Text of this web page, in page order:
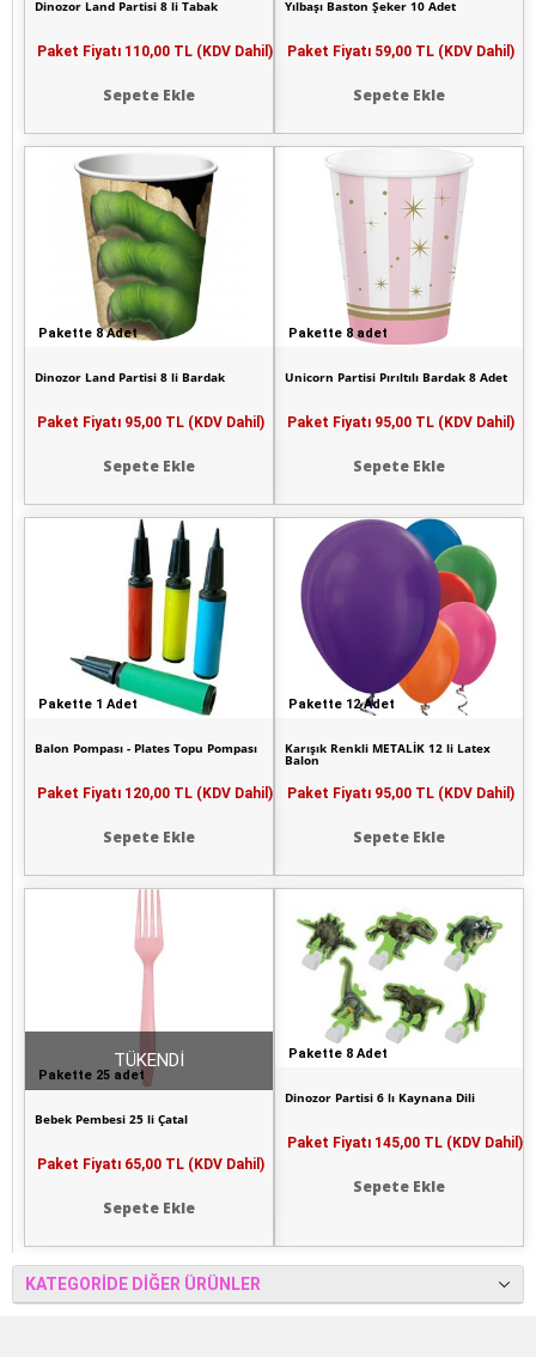
Yılbaşı Baston Şeker 10 Adet
Paket Fiyatı 59,00 TL (KDV Dahil)
Sepete Ekle
Dinozor Land Partisi 8 li Tabak
Paket Fiyatı 110,00 TL (KDV Dahil)
Sepete Ekle
Pakette 8 adet
Unicorn Partisi Pırıltılı Bardak 8 Adet
Paket Fiyatı 95,00 TL (KDV Dahil)
Sepete Ekle
Pakette 8 Adet
Dinozor Land Partisi 8 li Bardak
Paket Fiyatı 95,00 TL (KDV Dahil)
Sepete Ekle
Pakette 12 Adet
Karışık Renkli METALİK 12 li Latex
Balon
Paket Fiyatı 95,00 TL (KDV Dahil)
Sepete Ekle
Pakette 1 Adet
Balon Pompası - Plates Topu Pompası
Paket Fiyatı 120,00 TL (KDV Dahil)
Sepete Ekle
Pakette 8 Adet
Dinozor Partisi 6 lı Kaynana Dili
Paket Fiyatı 145,00 TL (KDV Dahil)
Sepete Ekle
Pakette 25 adet
Bebek Pembesi 25 li Çatal
Paket Fiyatı 65,00 TL (KDV Dahil)
Sepete Ekle
TÜKENDİ
KATEGORIDE DIĞER ÜRÜNLER